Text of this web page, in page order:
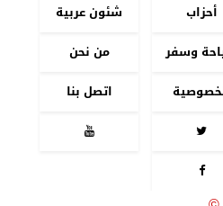
أحزاب
شئون عربية
وسفر
من نحن
اتصل بنا


